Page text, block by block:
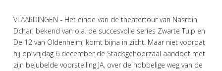
VLAARDINGEN - Het einde van de theatertour van Nasrdin
Dchar, bekend van o.a. de succesvolle series Zwarte Tulp en
De 12 van Oldenheim, komt bijna in zicht. Maar niet voordat
hij op vrijdag 6 december de Stadsgehoorzaal aandoet met
zijn bejubelde voorstelling JA, over de hobbelige weg van de